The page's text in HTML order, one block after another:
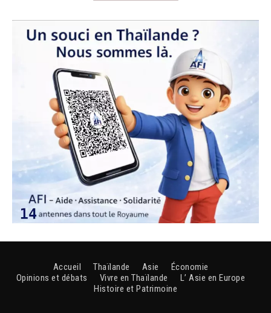
Accueil Thaïlande Asie
Économie
Opinions et débats
Vivre en Thaïlande
L’ Asie en Europe
Histoire et Patrimoine